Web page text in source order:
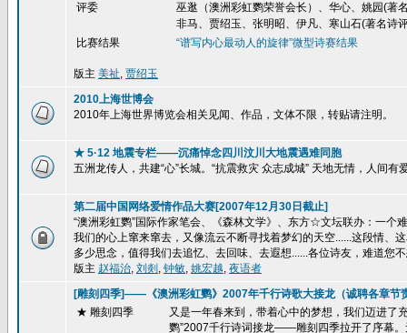
评委
巫逖（澳洲彩虹鹦荣誉会长）、华心、姚园(著
非马、贾绍玉、张明昭、伊凡、寒山石(著名诗
比赛结果
“谱写内心最动人的旋律”微型诗赛结果
版主 美祉, 贾绍玉
2010上海世博会
2010年上海世界博览会相关见闻、作品，文体不限，转贴请注明。
★ 5·12 地震专栏——沉痛悼念四川汶川大地震遇难同胞
五洲龙传人，共建“心”长城。“抗震救灾 众志成城” 天地无情，人间
第二届中国网络爱情作品大赛[2007年12月30日截止]
“澳洲彩虹鹦”国际作家笔会、《森林文学》、东方☆文坛联办：一个
我们的心上窜来窜去，又像流云不断寻找着梦幻的天空......这段情、
多少思念，值得我们去追忆、去回味、去遐想......各位诗友，难道您
版主 赵福治, 刘剡 , 钟敏, 姚宏越, 夜语者
[雕刻四季]——《澳洲彩虹鹦》2007年千行诗歌大接龙（诚聘各章节
★ 雕刻四季
又是一年春来到，带着心中的梦想，我们迈进了
鹦”2007千行诗词接龙——雕刻四季拉开了序幕